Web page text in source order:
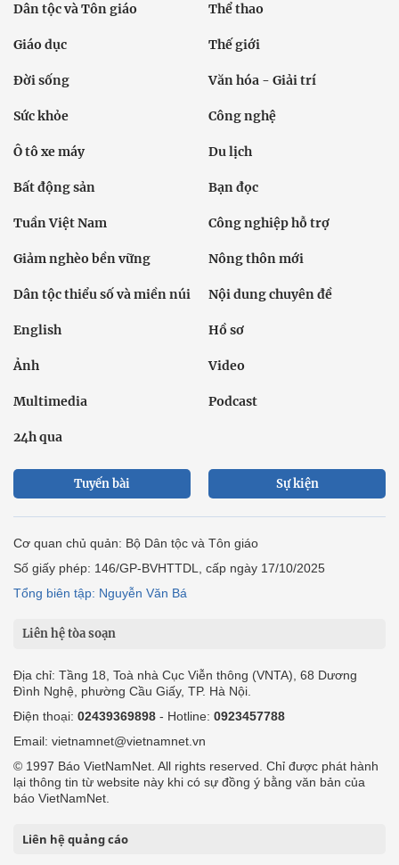
Dân tộc và Tôn giáo Thể thao
Giáo dục Thế giới
Đời sống Văn hóa - Giải trí
Sức khỏe Công nghệ
Ô tô xe máy Du lịch
Bất động sản Bạn đọc
Tuần Việt Nam Công nghiệp hỗ trợ
Giảm nghèo bền vững Nông thôn mới
Dân tộc thiểu số và miền núi Nội dung chuyên đề
English Hồ sơ
Ảnh Video
Multimedia Podcast
24h qua
Tuyến bài Sự kiện
Cơ quan chủ quản: Bộ Dân tộc và Tôn giáo
Số giấy phép: 146/GP-BVHTTDL, cấp ngày 17/10/2025
Tổng biên tập: Nguyễn Văn Bá
Liên hệ tòa soạn
Địa chỉ: Tầng 18, Toà nhà Cục Viễn thông (VNTA), 68 Dương
Đình Nghệ, phường Cầu Giấy, TP. Hà Nội.
Điện thoại: 02439369898 - Hotline: 0923457788
Email: vietnamnet@vietnamnet.vn
© 1997 Báo VietNamNet. All rights reserved. Chỉ được phát hành
lại thông tin từ website này khi có sự đồng ý bằng văn bản của
báo VietNamNet.
Liên hệ quảng cáo